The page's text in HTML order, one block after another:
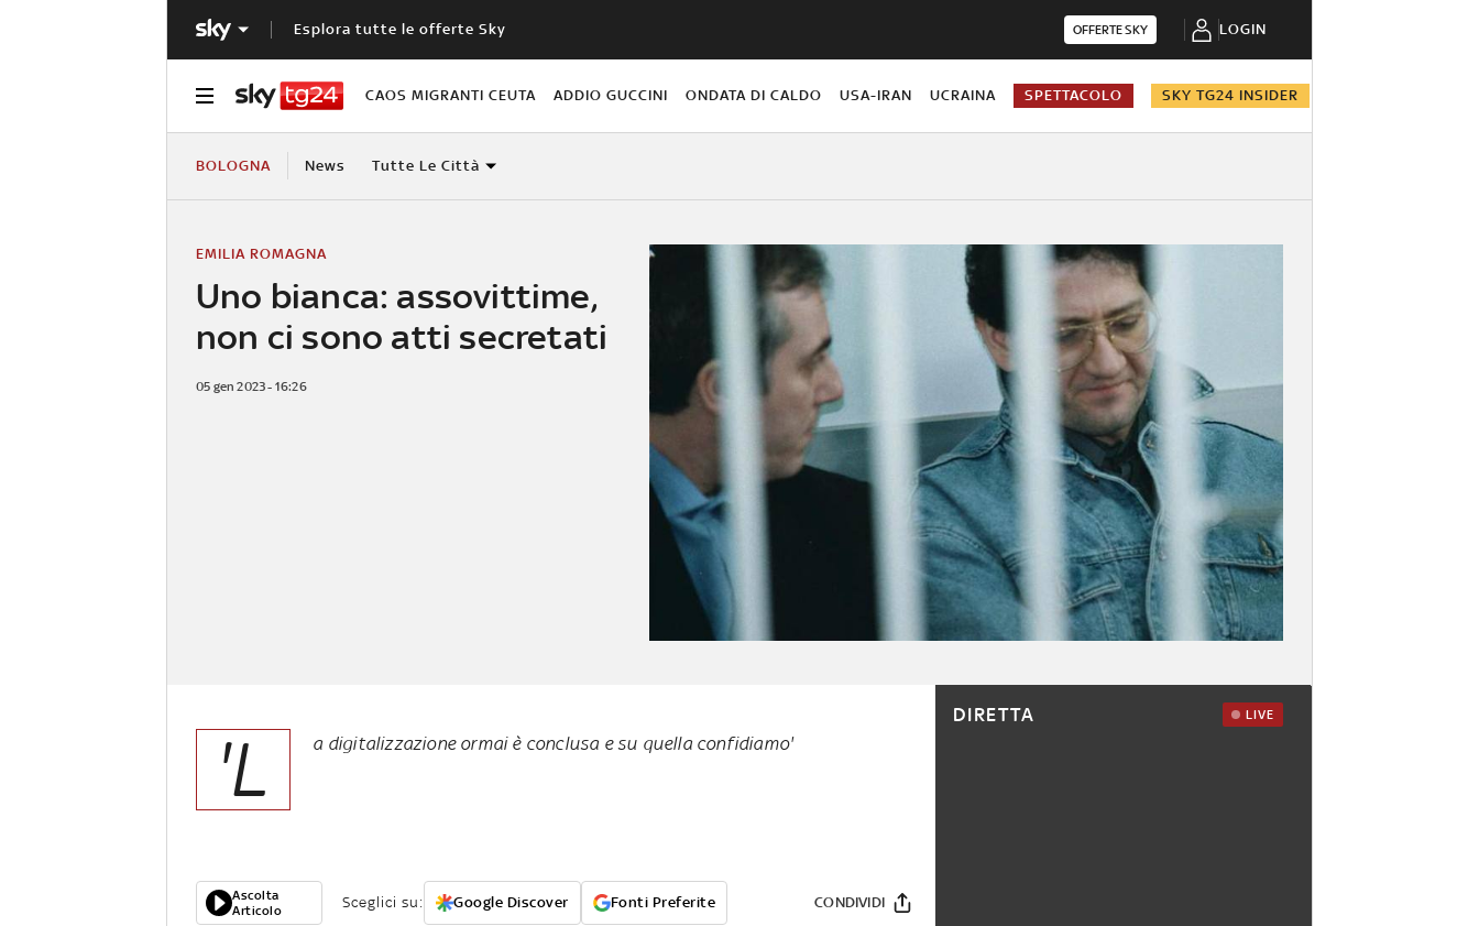
Esplora tutte le offerte Sky OFFERTE SKY LOGIN
CAOS MIGRANTI CEUTA ADDIO GUCCINI ONDATA DI CALDO USA-IRAN UCRAINA SPETTACOLO SKY TG24 INSIDER
BOLOGNA News Tutte Le Città
Uno bianca: assovittime,
non ci sono atti secretati
EMILIA ROMAGNA
05 gen 2023 - 16:26
'L a digitalizzazione ormai è conclusa e su quella confidiamo'
Ascolta
Articolo
Sceglici su: Google Discover Fonti Preferite CONDIVIDI
DIRETTA LIVE